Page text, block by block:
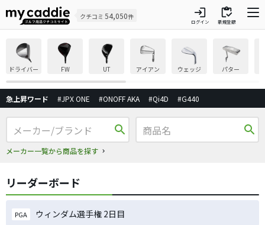
クチコミ 54,050件 login
ログイン
inventory
新規登録
ドライバー FW UT アイアン ウェッジ パター
急上昇ワード #JPX ONE #ONOFF AKA #Qi4D #G440
search
メーカー一覧から商品を探す
search
リーダーボード
PGA ウィンダム選手権 2日目